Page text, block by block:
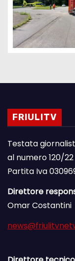
FRIULITV
Testata
al numero 120/
Partita Iva
Direttore
Omar Costantini